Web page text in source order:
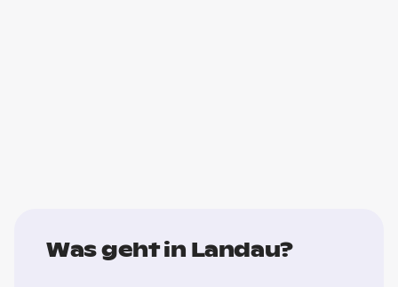
Was geht in Landau?